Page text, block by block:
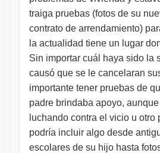
traiga pruebas (fotos de su
contrato de arrendamiento)
la actualidad tiene un lugar
Sin importar cuál haya sido la
causó que se le cancelaran
importante tener pruebas de
padre brindaba apoyo,
luchando contra el vicio u otro
podría incluir algo desde
escolares de su hijo hasta